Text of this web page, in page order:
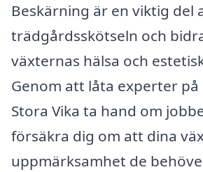
Beskärning är en viktig del
trädgårdsskötseln och
växternas hälsa och
Genom att låta experter
Stora Vika ta hand om
försäkra dig om att dina
uppmärksamhet de